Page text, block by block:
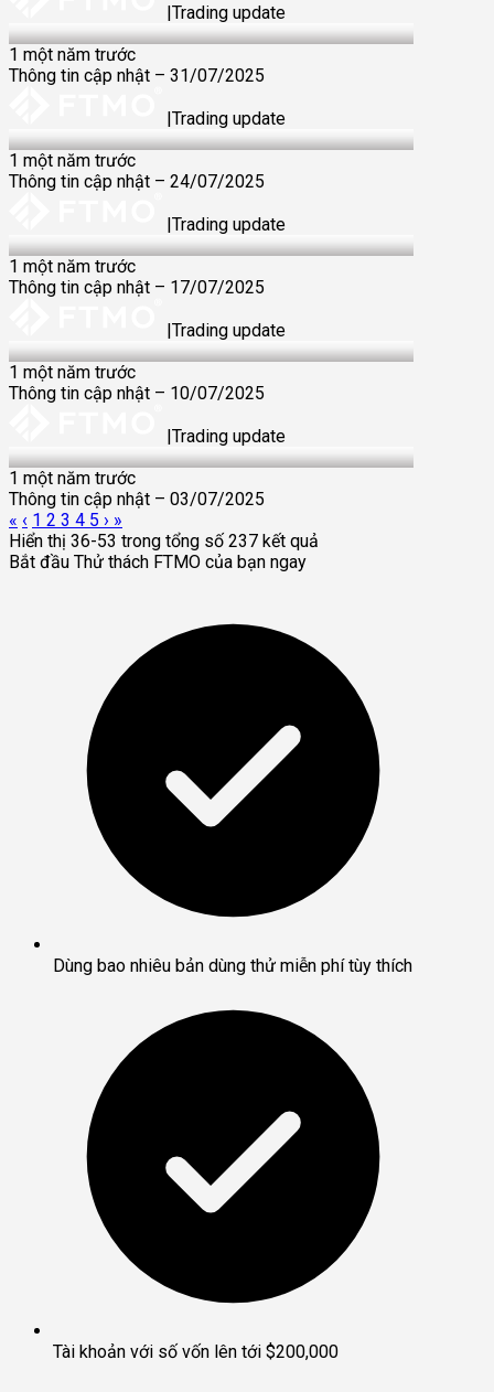
|Trading update
31 Jul 2025
1 một năm trước
Thông tin cập nhật – 31/07/2025
|Trading update
24 Jul 2025
1 một năm trước
Thông tin cập nhật – 24/07/2025
|Trading update
17 Jul 2025
1 một năm trước
Thông tin cập nhật – 17/07/2025
|Trading update
10 Jul 2025
1 một năm trước
Thông tin cập nhật – 10/07/2025
|Trading update
03 Jul 2025
1 một năm trước
Thông tin cập nhật – 03/07/2025
« ‹ 1 2 3 4 5 › »
Hiển thị 36-53 trong tổng số 237 kết quả
Bắt đầu Thử thách FTMO của bạn ngay
Dùng bao nhiêu bản dùng thử miễn phí tùy thích
Tài khoản với số vốn lên tới $200,000